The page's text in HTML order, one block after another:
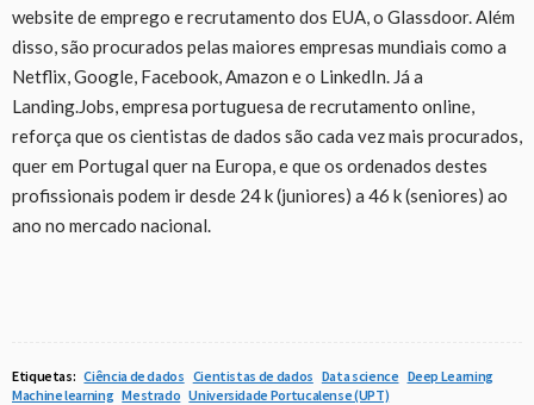
website de emprego e recrutamento dos EUA, o Glassdoor. Além
disso, são procurados pelas maiores empresas mundiais como a
Netflix, Google, Facebook, Amazon e o LinkedIn. Já a
Landing.Jobs, empresa portuguesa de recrutamento online,
reforça que os cientistas de dados são cada vez mais procurados,
quer em Portugal quer na Europa, e que os ordenados destes
profissionais podem ir desde 24 k (juniores) a 46 k (seniores) ao
ano no mercado nacional.
Etiquetas: Ciência de dados Cientistas de dados Data science Deep Learning
Machine learning Mestrado Universidade Portucalense (UPT)